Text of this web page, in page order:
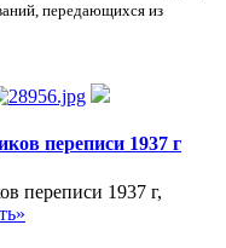
передающихся из
переписи 1937 г
переписи 1937 г,